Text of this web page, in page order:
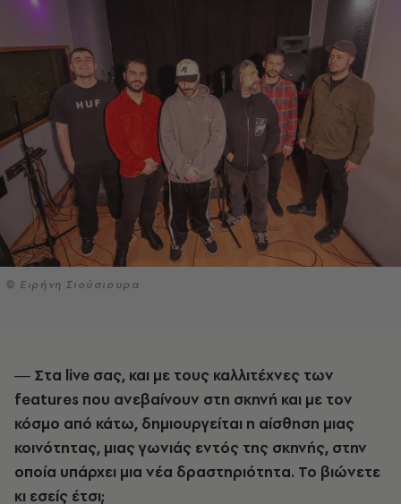
© Ειρήνη Σιούσιουρα
― Στα live σας, και με τoυς καλλιτέχνες των
features που ανεβαίνουν στη σκηνή και με τον
κόσμο από κάτω, δημιουργείται η αίσθηση μιας
κοινότητας, μιας γωνιάς εντός της σκηνής, στην
οποία υπάρχει μια νέα δραστηριότητα. Το βιώνετε
κι εσείς έτσι;